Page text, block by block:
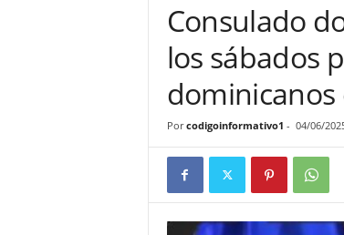
D
Consulado
los sábados
Por codigoinformativo1 - 04/06/